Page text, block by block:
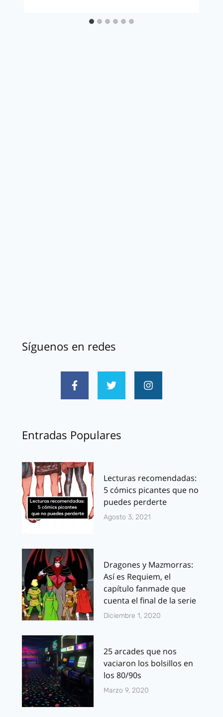
Síguenos en redes
Entradas Populares
Lecturas recomendadas:
5 cómics picantes que no
puedes perderte
Agosto 3, 2021
Dragones y Mazmorras:
Así es Requiem, el
capítulo fanmade que
cuenta el final de la serie
Diciembre 1, 2020
25 arcades que nos
vaciaron los bolsillos en
los 80/90s
Marzo 9, 2020